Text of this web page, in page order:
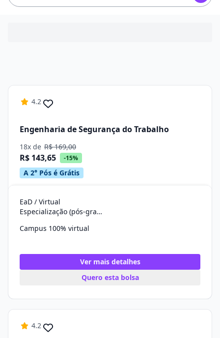
4.2
Engenharia de Segurança do Trabalho
18x de R$ 169,00
R$ 143,65 -15%
A 2° Pós é Grátis
EaD / Virtual
Especialização (pós-graduação)
Campus 100% virtual
Ver mais detalhes
Quero esta bolsa
4.2